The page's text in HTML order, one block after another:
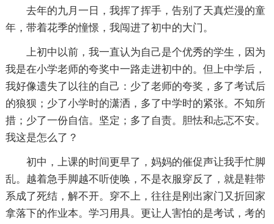
去年的九月一日，我挥了挥手，告别了天真烂漫的童
年，带着花季的憧憬，我闯进了初中的大门。
上初中以前，我一直认为自己是个优秀的学生，因为
我是在小学老师的夸奖中一路走进初中的。但上中学后，
我好像遗失了以往的自己：少了老师的夸奖，多了考试后
的狼狈；少了小学时的潇洒，多了中学时的紧张。不知所
措；少了一份自信。坚定；多了自责。胆怯和忐忑不安。
我这是怎么了？
初中，上课的时间更早了，妈妈的催促声让我手忙脚
乱。越着急手脚越不听使唤，不是衣服穿反了，就是鞋带
系成了死结，解不开。穿不上，往往是刚出家门又折回家
拿落下的作业本。学习用具。更让人害怕的是考试，考的